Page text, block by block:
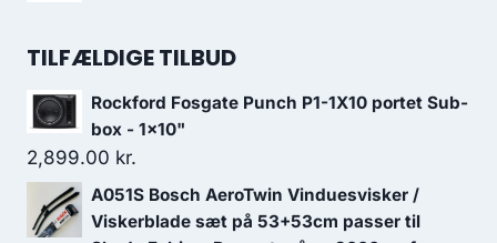
pris
31.95 kr..23.96 kr..
TILFÆLDIGE TILBUD
Rockford Fosgate Punch P1-1X10 portet Sub-
box - 1x10"
2,899.00 kr.
A051S Bosch AeroTwin Vinduesvisker /
Viskerblade sæt på 53+53cm passer til